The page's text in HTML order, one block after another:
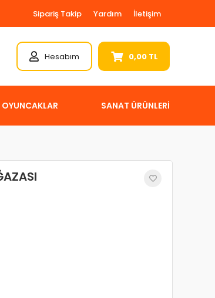
Sipariş Takip Yardım İletişim
Hesabım 0,00 TL
OYUNCAKLAR SANAT ÜRÜNLERİ